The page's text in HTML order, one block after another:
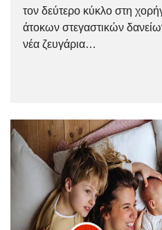
τον δεύτερο κύκλο στη
άτοκων στεγαστικών
νέα ζευγάρια…